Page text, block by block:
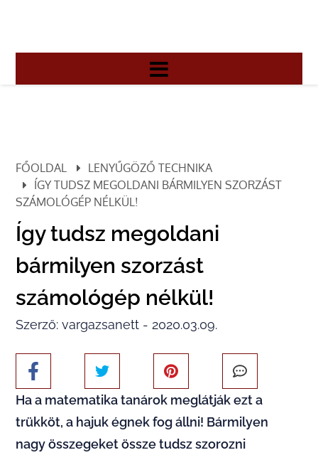
FŐOLDAL
LENYŰGÖZŐ TECHNIKA
ÍGY TUDSZ MEGOLDANI BÁRMILYEN SZORZÁST
SZÁMOLÓGÉP NÉLKÜL!
Így tudsz megoldani
bármilyen szorzást
számológép nélkül!
Szerző: vargazsanett - 2020.03.09.
Ha a matematika tanárok meglátják ezt a
trükköt, a hajuk égnek fog állni! Bármilyen
nagy összegeket össze tudsz szorozni